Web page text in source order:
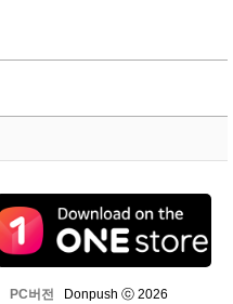
PC버전 Donpush ⓒ 2026